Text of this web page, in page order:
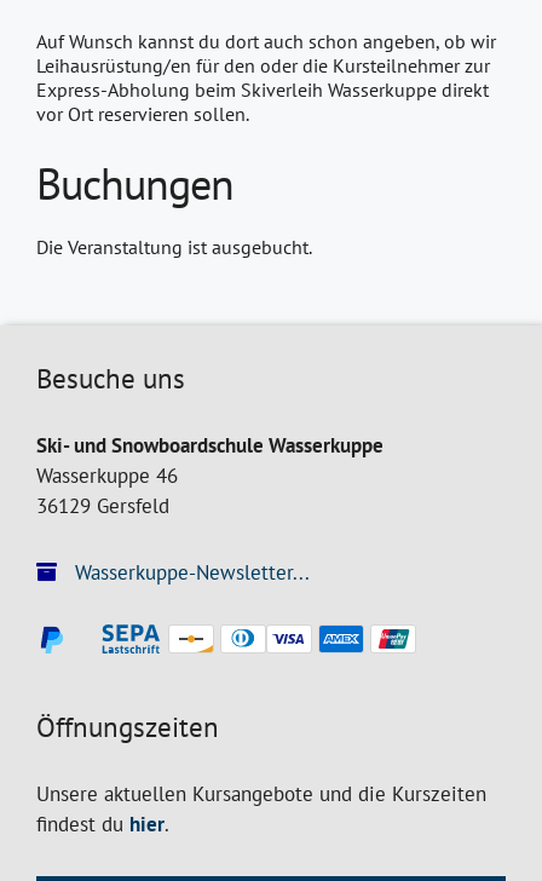
Auf Wunsch kannst du dort auch schon angeben, ob wir
Leihausrüstung/en für den oder die Kursteilnehmer zur
Express-Abholung beim Skiverleih Wasserkuppe direkt
vor Ort reservieren sollen.
Buchungen
Die Veranstaltung ist ausgebucht.
Besuche uns
Ski- und Snowboardschule Wasserkuppe
Wasserkuppe 46
36129 Gersfeld
Wasserkuppe-Newsletter...
Öffnungszeiten
Unsere aktuellen Kursangebote und die Kurszeiten
findest du hier.